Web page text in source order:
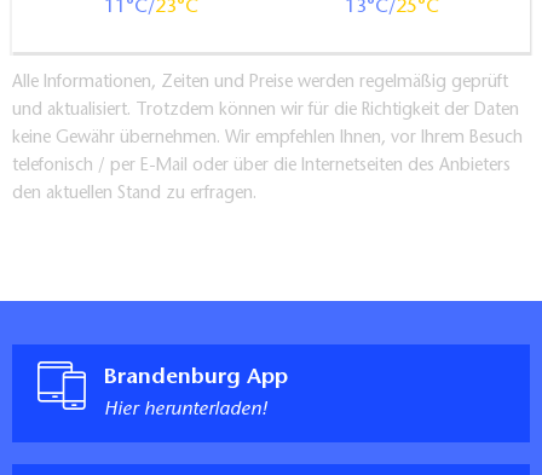
11 23 13 25
Alle Informationen, Zeiten und Preise werden regelmäßig geprüft
und aktualisiert. Trotzdem können wir für die Richtigkeit der Daten
keine Gewähr übernehmen. Wir empfehlen Ihnen, vor Ihrem Besuch
telefonisch / per E-Mail oder über die Internetseiten des Anbieters
den aktuellen Stand zu erfragen.
Brandenburg App
Hier herunterladen!